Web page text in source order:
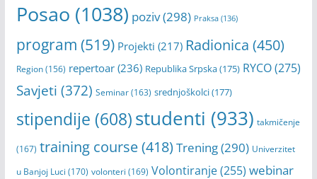
Posao (1038) poziv(298) Praksa(136)
program (519) Projekti (217) Radionica (450)
Region(156) repertoar(236) Republika Srpska(175) RYCO(275)
Savjeti (372) Seminar(163) srednjoškolci(177)
stipendije (608)studenti (933) takmičenje
(167) training course(418) Trening(290) Univerzitet
u Banjoj Luci (170) volonteri (169) Volontiranje(255) webinar